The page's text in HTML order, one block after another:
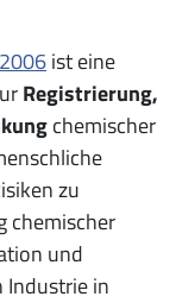
ist eine
Registrierung,
chemischer
zu
chemischer
und
Industrie in